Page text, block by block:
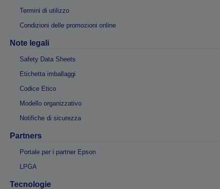
Termini di utilizzo
Condizioni delle promozioni online
Note legali
Safety Data Sheets
Etichetta imballaggi
Codice Etico
Modello organizzativo
Notifiche di sicurezza
Partners
Portale per i partner Epson
LPGA
Tecnologie